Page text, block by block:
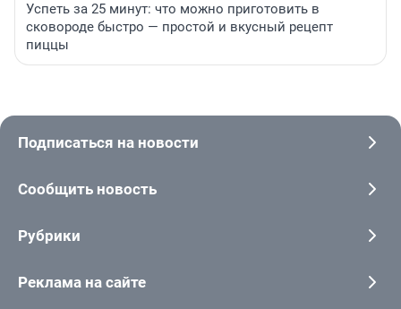
Успеть за 25 минут: что можно приготовить в
сковороде быстро — простой и вкусный рецепт
пиццы
Подписаться на новости
Сообщить новость
Рубрики
Реклама на сайте